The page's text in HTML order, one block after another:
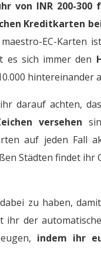
von INR 200-
Kreditkarten
EC-Karten
es sich immer den
hintereinander
darauf achten,
versehen
auf jeden Fall
Städten findet
dabei zu haben,
ihr der
indem ihr